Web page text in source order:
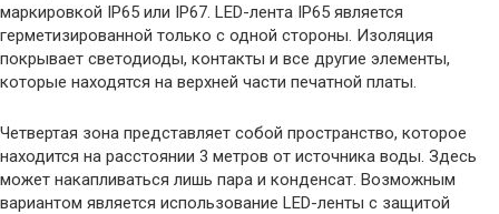
маркировкой IP65 или IP67. LED-лента IP65 является
герметизированной только с одной стороны. Изоляция
покрывает светодиоды, контакты и все другие элементы,
которые находятся на верхней части печатной платы.
Четвертая зона представляет собой пространство, которое
находится на расстоянии 3 метров от источника воды. Здесь
может накапливаться лишь пара и конденсат. Возможным
вариантом является использование LED-ленты с защитой